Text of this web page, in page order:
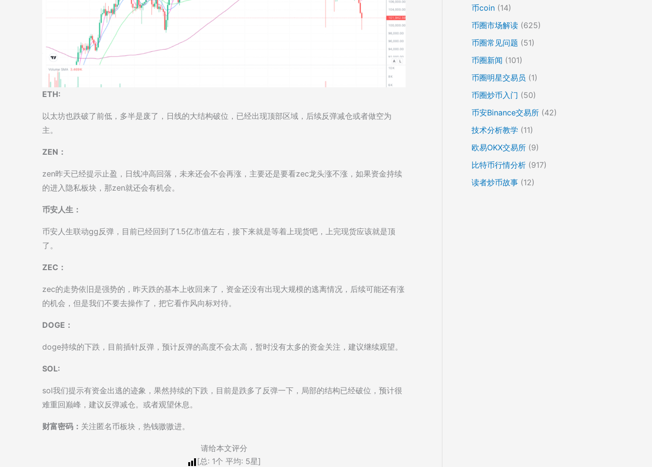
ETH:
以太坊也跌破了前低，多半是废了，日线的大结构破位，已经出现顶部区域，后续反弹减仓或者做空为
主。
ZEN：
zen昨天已经提示止盈，日线冲高回落，未来还会不会再涨，主要还是要看zec龙头涨不涨，如果资金持续
的进入隐私板块，那zen就还会有机会。
币安人生：
币安人生联动gg反弹，目前已经回到了1.5亿市值左右，接下来就是等着上现货吧，上完现货应该就是顶
了。
ZEC：
zec的走势依旧是强势的，昨天跌的基本上收回来了，资金还没有出现大规模的逃离情况，后续可能还有涨
的机会，但是我们不要去操作了，把它看作风向标对待。
DOGE：
doge持续的下跌，目前插针反弹，预计反弹的高度不会太高，暂时没有太多的资金关注，建议继续观望。
SOL:
sol我们提示有资金出逃的迹象，果然持续的下跌，目前是跌多了反弹一下，局部的结构已经破位，预计很
难重回巅峰，建议反弹减仓。或者观望休息。
财富密码： 关注匿名币板块，热钱嗷嗷进。
请给本文评分
[总: 1个 平均: 5星]
币coin (14)
币圈市场解读 (625)
币圈常见问题 (51)
币圈新闻 (101)
币圈明星交易员 (1)
币圈炒币入门 (50)
币安Binance交易所 (42)
技术分析教学 (11)
欧易OKX交易所 (9)
比特币行情分析 (917)
读者炒币故事 (12)